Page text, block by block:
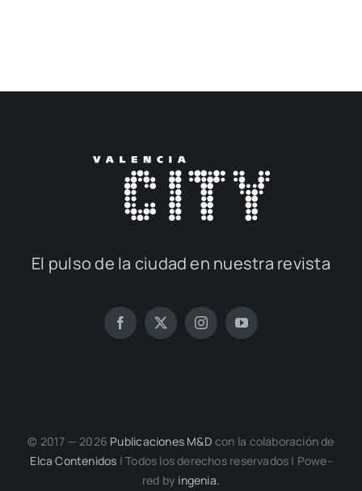
El pul­so de la ciu­dad en nues­tra revis­ta
© 2017 — 2026 Publi­ca­cio­nes M&D con la cola­bo­ra­ción de
Elca Con­te­ni­dos | Todos los dere­chos reser­va­dos | Powe­
red by inge­nia.